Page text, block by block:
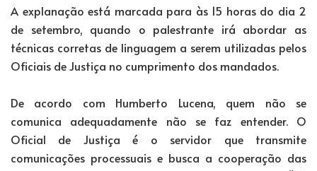
A explanação está marcada para às 15 horas do dia 2
de setembro, quando o palestrante irá abordar as
técnicas corretas de linguagem a serem utilizadas pelos
Oficiais de Justiça no cumprimento dos mandados.
De acordo com Humberto Lucena, quem não se
comunica adequadamente não se faz entender. O
Oficial de Justiça é o servidor que transmite
comunicações processuais e busca a cooperação das